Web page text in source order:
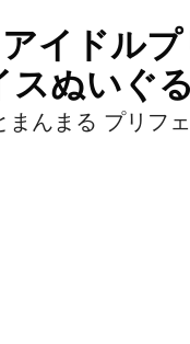
イドル
スぬいぐ
まんまる プリフ